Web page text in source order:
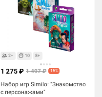
2+ 10 8+
Набор игр Similo: "Знакомство
с персонажами"
1 275 ₽ 1 497 ₽ -15%